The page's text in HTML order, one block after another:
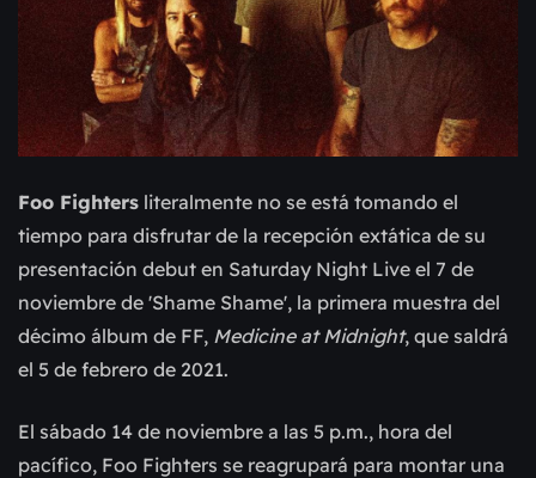
Foo Fighters literalmente no se está tomando el
tiempo para disfrutar de la recepción extática de su
presentación debut en Saturday Night Live el 7 de
noviembre de 'Shame Shame', la primera muestra del
décimo álbum de FF, Medicine at Midnight, que saldrá
el 5 de febrero de 2021.
El sábado 14 de noviembre a las 5 p.m., hora del
pacífico, Foo Fighters se reagrupará para montar una